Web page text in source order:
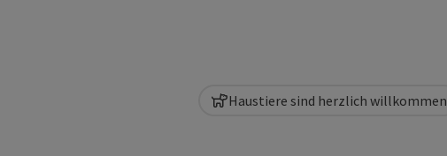
Haustiere sind herzlich willkommen